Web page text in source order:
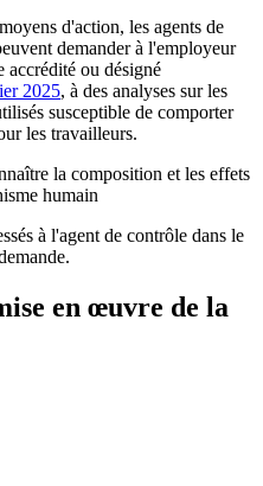
d'action, les agents de
demander à l'employeur
accrédité ou désigné
2025, à des analyses sur les
susceptible de comporter
les travailleurs.
la composition et les effets
humain
à l'agent de contrôle dans le
en œuvre de la